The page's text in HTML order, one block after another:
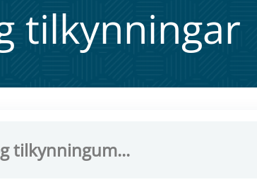
til­kynn­ing­ar